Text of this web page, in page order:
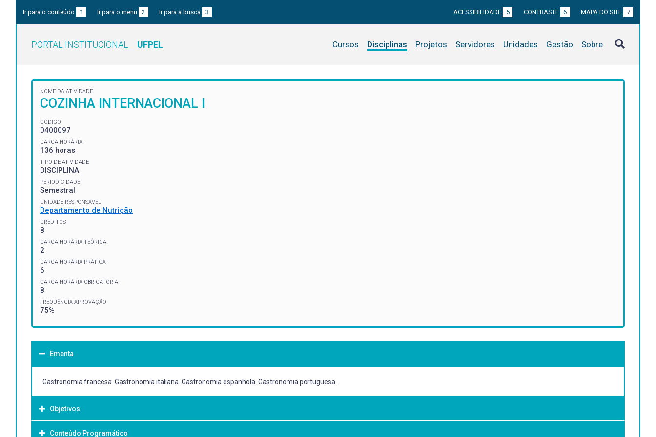
Ir para o conteúdo 1 Ir para o menu 2 Ir para a busca 3 ACESSIBILIDADE 5 CONTRASTE 6 MAPA DO SITE 7
PORTAL INSTITUCIONAL UFPEL Cursos Disciplinas Projetos Servidores Unidades Gestão Sobre
NOME DA ATIVIDADE
COZINHA INTERNACIONAL I
CÓDIGO
0400097
CARGA HORÁRIA
136 horas
TIPO DE ATIVIDADE
DISCIPLINA
PERIODICIDADE
Semestral
UNIDADE RESPONSÁVEL
Departamento de Nutrição
CRÉDITOS
8
CARGA HORÁRIA TEÓRICA
2
CARGA HORÁRIA PRÁTICA
6
CARGA HORÁRIA OBRIGATÓRIA
8
FREQUÊNCIA APROVAÇÃO
75%
Ementa
Gastronomia francesa. Gastronomia italiana. Gastronomia espanhola. Gastronomia portuguesa.
Objetivos
Conteúdo Programático